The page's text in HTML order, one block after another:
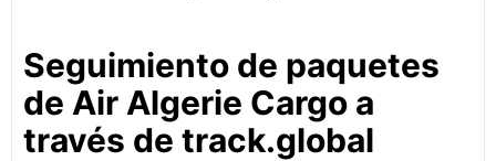
Seguimiento de paquetes
de Air Algerie Cargo a
través de track.global